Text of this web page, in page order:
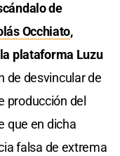
de
Occhiato,
plataforma Luzu
de desvincular de
producción del
que en dicha
falsa de extrema